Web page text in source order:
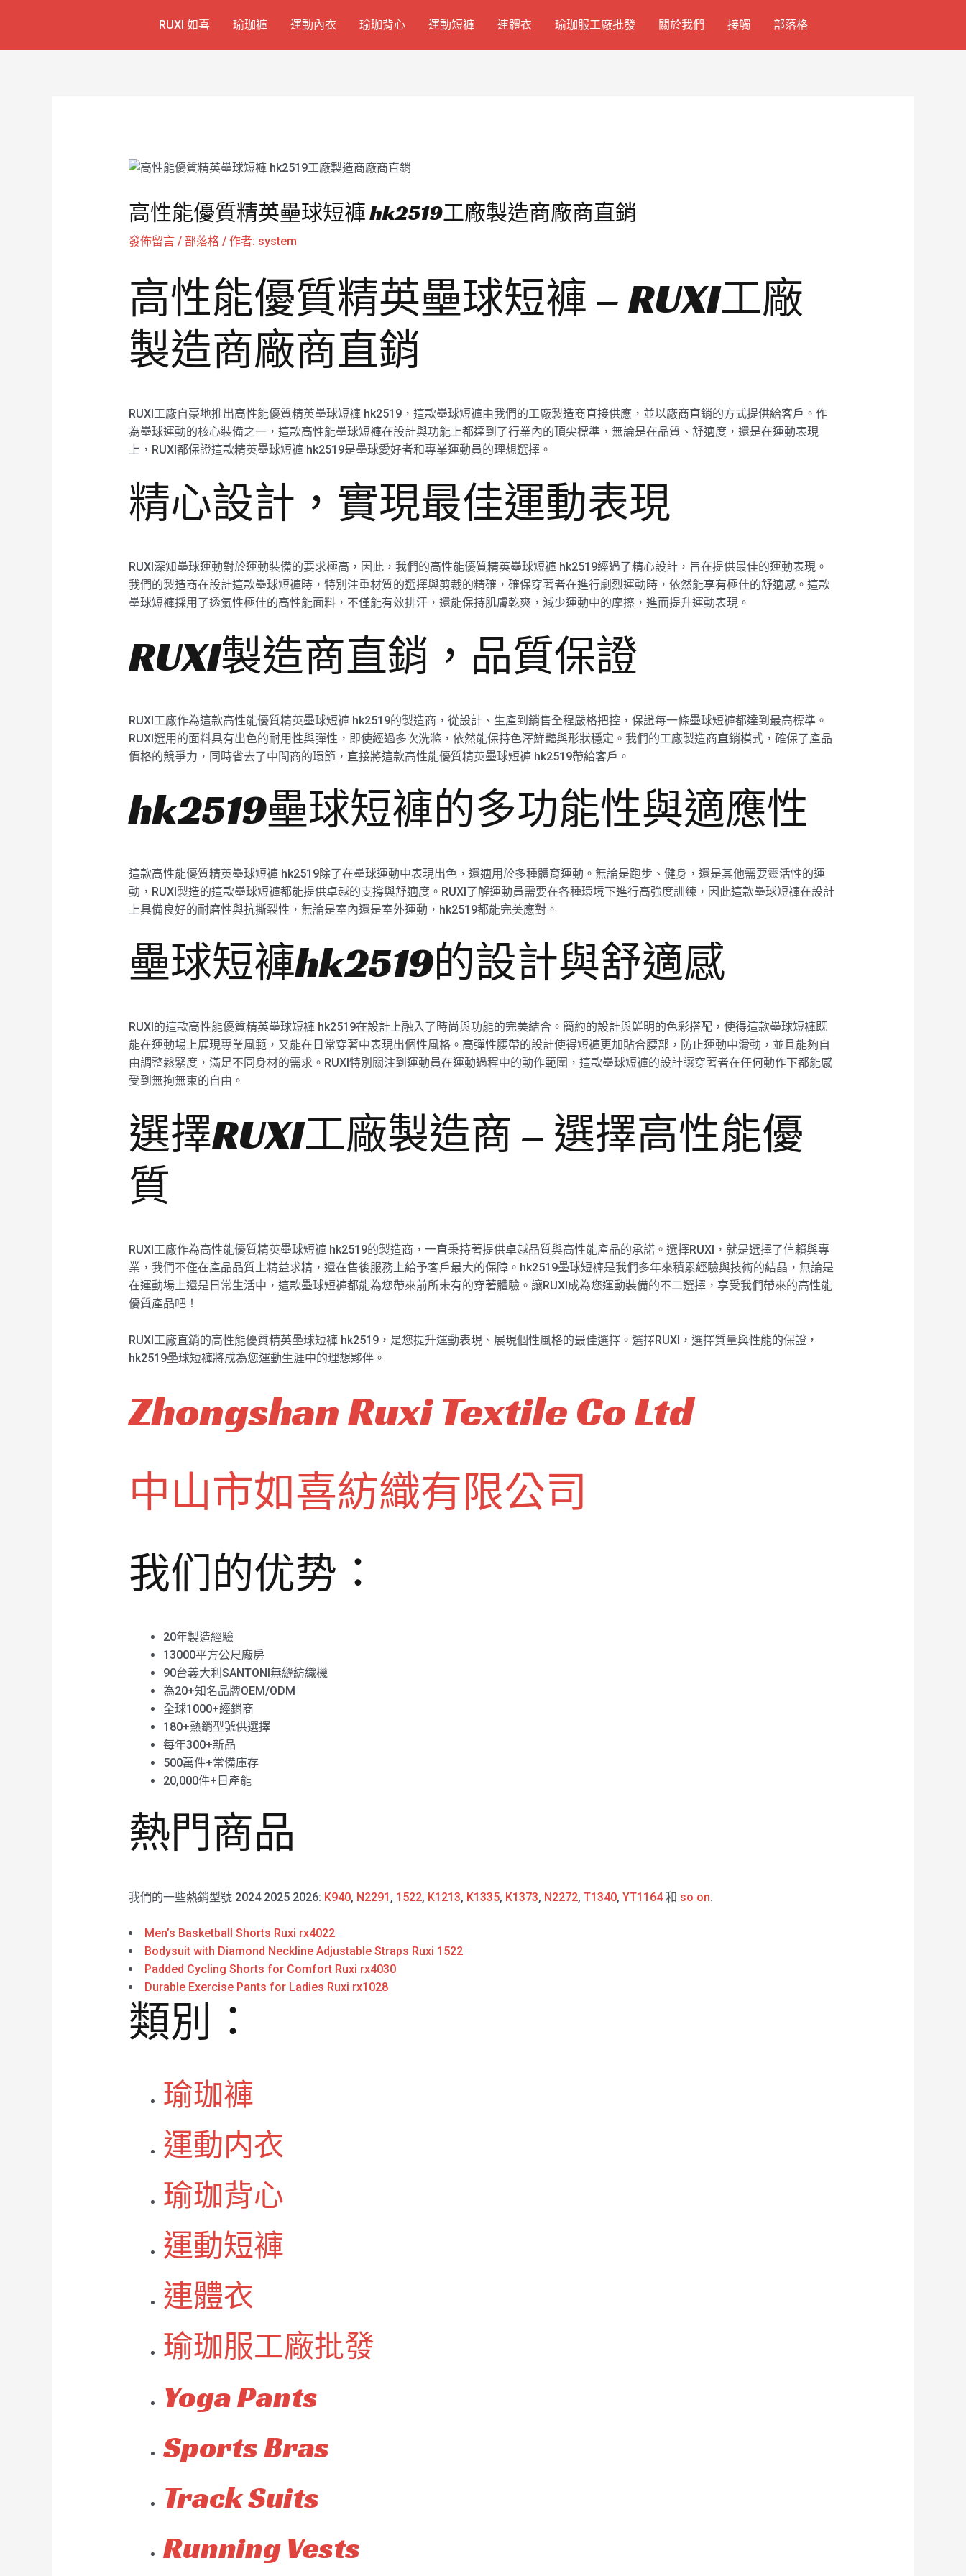
RUXI 如喜 瑜珈褲 運動內衣 瑜珈背心 運動短褲 連體衣 瑜珈服工廠批發 關於我們 接觸 部落格
高性能優質精英壘球短褲 hk2519工廠製造商廠商直銷
發佈留言 / 部落格/ 作者: system
高性能優質精英壘球短褲 – RUXI工廠
製造商廠商直銷
RUXI工廠自豪地推出高性能優質精英壘球短褲 hk2519，這款壘球短褲由我們的工廠製造商直接供應，並以廠商直銷的方式提供給客戶。作
為壘球運動的核心裝備之一，這款高性能壘球短褲在設計與功能上都達到了行業內的頂尖標準，無論是在品質、舒適度，還是在運動表現
上，RUXI都保證這款精英壘球短褲 hk2519是壘球愛好者和專業運動員的理想選擇。
精心設計，實現最佳運動表現
RUXI深知壘球運動對於運動裝備的要求極高，因此，我們的高性能優質精英壘球短褲 hk2519經過了精心設計，旨在提供最佳的運動表現。
我們的製造商在設計這款壘球短褲時，特別注重材質的選擇與剪裁的精確，確保穿著者在進行劇烈運動時，依然能享有極佳的舒適感。這款
壘球短褲採用了透氣性極佳的高性能面料，不僅能有效排汗，還能保持肌膚乾爽，減少運動中的摩擦，進而提升運動表現。
RUXI製造商直銷，品質保證
RUXI工廠作為這款高性能優質精英壘球短褲 hk2519的製造商，從設計、生產到銷售全程嚴格把控，保證每一條壘球短褲都達到最高標準。
RUXI選用的面料具有出色的耐用性與彈性，即使經過多次洗滌，依然能保持色澤鮮豔與形狀穩定。我們的工廠製造商直銷模式，確保了產品
價格的競爭力，同時省去了中間商的環節，直接將這款高性能優質精英壘球短褲 hk2519帶給客戶。
hk2519壘球短褲的多功能性與適應性
這款高性能優質精英壘球短褲 hk2519除了在壘球運動中表現出色，還適用於多種體育運動。無論是跑步、健身，還是其他需要靈活性的運
動，RUXI製造的這款壘球短褲都能提供卓越的支撐與舒適度。RUXI了解運動員需要在各種環境下進行高強度訓練，因此這款壘球短褲在設計
上具備良好的耐磨性與抗撕裂性，無論是室內還是室外運動，hk2519都能完美應對。
壘球短褲hk2519的設計與舒適感
RUXI的這款高性能優質精英壘球短褲 hk2519在設計上融入了時尚與功能的完美結合。簡約的設計與鮮明的色彩搭配，使得這款壘球短褲既
能在運動場上展現專業風範，又能在日常穿著中表現出個性風格。高彈性腰帶的設計使得短褲更加貼合腰部，防止運動中滑動，並且能夠自
由調整鬆緊度，滿足不同身材的需求。RUXI特別關注到運動員在運動過程中的動作範圍，這款壘球短褲的設計讓穿著者在任何動作下都能感
受到無拘無束的自由。
選擇RUXI工廠製造商 – 選擇高性能優
質
RUXI工廠作為高性能優質精英壘球短褲 hk2519的製造商，一直秉持著提供卓越品質與高性能產品的承諾。選擇RUXI，就是選擇了信賴與專
業，我們不僅在產品品質上精益求精，還在售後服務上給予客戶最大的保障。hk2519壘球短褲是我們多年來積累經驗與技術的結晶，無論是
在運動場上還是日常生活中，這款壘球短褲都能為您帶來前所未有的穿著體驗。讓RUXI成為您運動裝備的不二選擇，享受我們帶來的高性能
優質產品吧！
RUXI工廠直銷的高性能優質精英壘球短褲 hk2519，是您提升運動表現、展現個性風格的最佳選擇。選擇RUXI，選擇質量與性能的保證，
hk2519壘球短褲將成為您運動生涯中的理想夥伴。
Zhongshan Ruxi Textile Co Ltd
中山市如喜紡織有限公司
我们的优势：
20年製造經驗
13000平方公尺廠房
90台義大利SANTONI無縫紡織機
為20+知名品牌OEM/ODM
全球1000+經銷商
180+熱銷型號供選擇
每年300+新品
500萬件+常備庫存
20,000件+日產能
熱門商品
我們的一些熱銷型號 2024 2025 2026: K940, N2291 , 1522, K1213, K1335, K1373, N2272, T1340, YT1164和 so on.
Men’s Basketball Shorts Ruxi rx4022
Bodysuit with Diamond Neckline Adjustable Straps Ruxi 1522
Padded Cycling Shorts for Comfort Ruxi rx4030
Durable Exercise Pants for Ladies Ruxi rx1028
類別：
瑜珈褲
運動内衣
瑜珈背心
運動短褲
連體衣
瑜珈服工廠批發
Yoga Pants
Sports Bras
Track Suits
Running Vests